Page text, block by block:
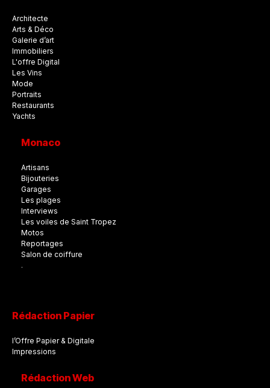
Architecte
Arts & Déco
Galerie d’art
Immobiliers
L'offre Digital
Les Vins
Mode
Portraits
Restaurants
Yachts
Monaco
Artisans
Bijouteries
Garages
Les plages
Interviews
Les voiles de Saint Tropez
Motos
Reportages
Salon de coiffure
.
Rédaction Papier
l’Offre Papier & Digitale
Impressions
Rédaction Web